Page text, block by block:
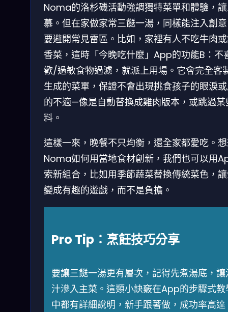
Noma的洛杉磯活動強調獨特菜單和體驗，
慕。但在家做家常三餸一湯，同樣能注入創
要避開常見雷區。比如，家裡有人不吃牛肉
香菜，這時「今晚吃什麼」App的功能B：不
歡/過敏食物過濾，就派上用場。它會完全客
生成的菜單，保證不會出現挑食孩子的眼淚
的不適—像是自動替換成雞肉版本，或跳過某
料。
這樣一來，晚餐不只均衡，還全家都愛吃。
Noma如何用當地食材創新，我們也可以用
索新組合，比如用季節蔬菜替換傳統菜色，
變成有趣的遊戲，而不是負擔。
Pro Tip：烹飪技巧分享
要讓三餸一湯更有層次，記得先煮湯底，讓
汁滲入主菜。這類小訣竅在App的步驟式教
中都有詳細說明，新手跟著做，成功率高達